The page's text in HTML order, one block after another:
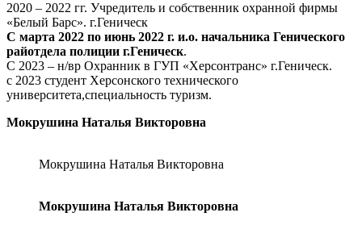
2020 – 2022 гг. Учредитель и собственник охранной фирмы
«Белый Барс». г.Геническ
С марта 2022 по июнь 2022 г. и.о. начальника Генического
райотдела полиции г.Геническ.
С 2023 – н/вр Охранник в ГУП «Херсонтранс» г.Геническ.
с 2023 студент Херсонского технического
университета,специальность туризм.
Мокрушина Наталья Викторовна
Мокрушина Наталья Викторовна
Мокрушина Наталья Викторовна